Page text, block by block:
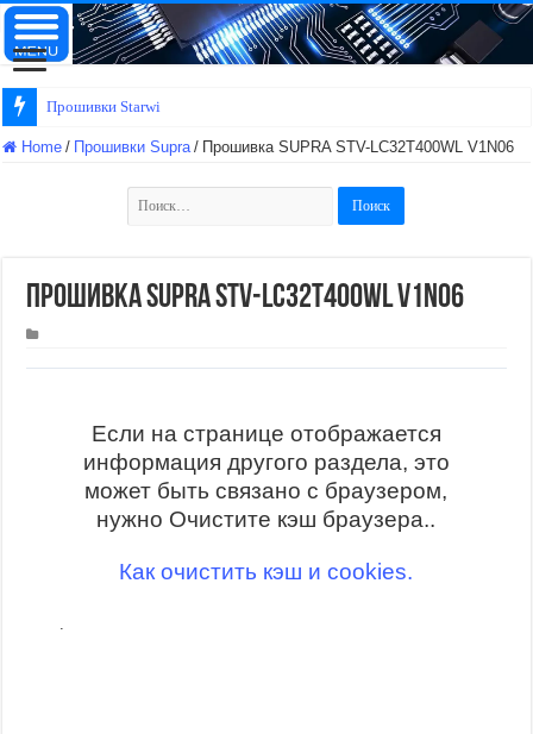
Прошивки Starwind
Home / Прошивки Supra / Прошивка SUPRA STV-LC32T400WL V1N06
Найти:
Прошивка SUPRA STV-LC32T400WL V1N06
Если на странице отображается
информация другого раздела, это
может быть связано с браузером,
нужно Очистите кэш браузера..
Как очистить кэш и cookies.
.